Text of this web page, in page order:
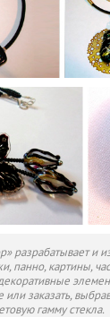
разрабатывает и
панно, картины,
заказать,
гамму стекла.